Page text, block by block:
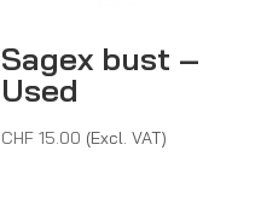
Sagex bust –
Used
CHF 15.00 (Excl. VAT)